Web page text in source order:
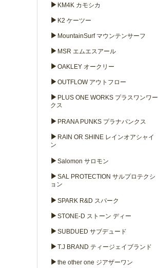
▶ KM4K カモシカ
▶ K2 ケーツー
▶ MountainSurf マウンテンサーフ
▶ MSR エムエスアール
▶ OAKLEY オークリー
▶ OUTFLOW アウトフロー
▶ PLUS ONE WORKS プラスワンワー
クス
▶ PRANA PUNKS プラナパンクス
▶ RAIN OR SHINE レインオアシャイ
ン
▶ Salomon サロモン
▶ SAL PROTECTION サルプロテクシ
ョン
▶ SPARK R&D スパーク
▶ STONE-D ストーン ディー
▶ SUBDUED サブデュード
▶ T.J BRAND ティージェイブランド
▶ the other one ジアザーワン